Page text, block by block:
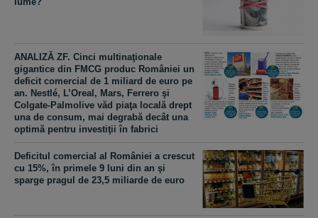
ANALIZĂ ZF. Cinci multinaţionale
gigantice din FMCG produc României un
deficit comercial de 1 miliard de euro pe
an. Nestlé, L’Oreal, Mars, Ferrero şi
Colgate-Palmolive văd piaţa locală drept
una de consum, mai degrabă decât una
optimă pentru investiţii în fabrici
Deficitul comercial al României a crescut
cu 15%, în primele 9 luni din an şi
sparge pragul de 23,5 miliarde de euro